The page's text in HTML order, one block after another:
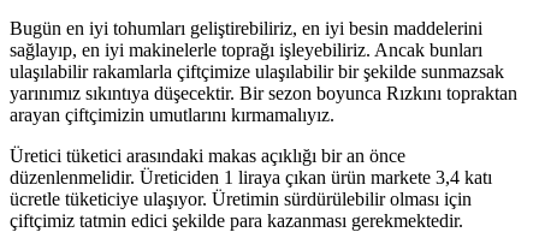
Bugün en iyi tohumları geliştirebiliriz, en iyi besin maddelerini
sağlayıp, en iyi makinelerle toprağı işleyebiliriz. Ancak bunları
ulaşılabilir rakamlarla çiftçimize ulaşılabilir bir şekilde sunmazsak
yarınımız sıkıntıya düşecektir. Bir sezon boyunca Rızkını topraktan
arayan çiftçimizin umutlarını kırmamalıyız.
Üretici tüketici arasındaki makas açıklığı bir an önce
düzenlenmelidir. Üreticiden 1 liraya çıkan ürün markete 3,4 katı
ücretle tüketiciye ulaşıyor. Üretimin sürdürülebilir olması için
çiftçimiz tatmin edici şekilde para kazanması gerekmektedir.